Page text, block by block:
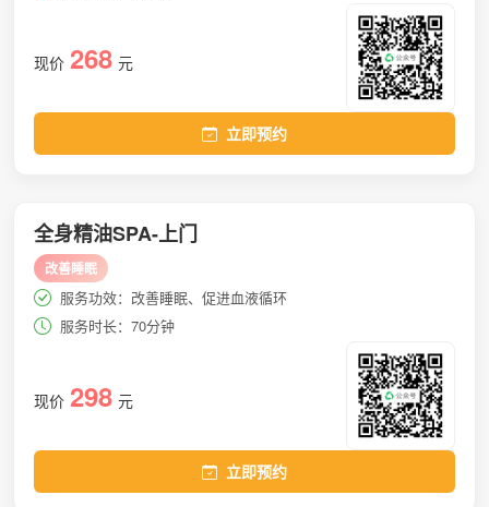
现价 268 元
立即预约
全身精油SPA-上门
改善睡眠
服务功效：改善睡眠、促进血液循环
服务时长：70分钟
现价 298 元
立即预约